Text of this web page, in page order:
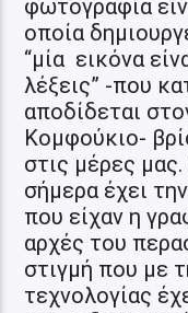
φωτογραφία
οποία
“μία εικόνα
λέξεις” -που
αποδίδεται
Κομφούκιο-
στις μέρες
σήμερα έχει
που είχαν η
αρχές του
στιγμή που με
τεχνολογίας